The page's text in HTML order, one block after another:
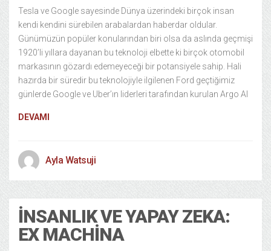
Tesla ve Google sayesinde Dünya üzerindeki birçok insan
kendi kendini sürebilen arabalardan haberdar oldular.
Günümüzün popüler konularından biri olsa da aslında geçmişi
1920’li yıllara dayanan bu teknoloji elbette ki birçok otomobil
markasının gözardı edemeyeceği bir potansiyele sahip. Hali
hazırda bir süredir bu teknolojiyle ilgilenen Ford geçtiğimiz
günlerde Google ve Uber’ın liderleri tarafından kurulan Argo AI
DEVAMI
Ayla Watsuji
İNSANLIK VE YAPAY ZEKA:
EX MACHINA